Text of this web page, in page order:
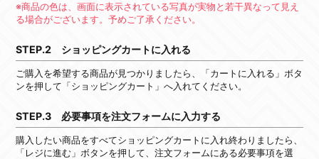
※商品の色は、画面に表示されている写真が実物と若干異なって見え
る場合がございます。予めご了承ください。
STEP.2 ショッピングカートに入れる
ご購入を希望する商品が見つかりましたら、「カートに入れる」ボタ
ンを押して「ショッピングカート」へ入れてください。
STEP.3 必要事項を注文フォームに入力する
購入したい商品をすべてショッピングカートに入れ終わりましたら、
「レジに進む」ボタンを押して、注文フォームにある必要事項を選